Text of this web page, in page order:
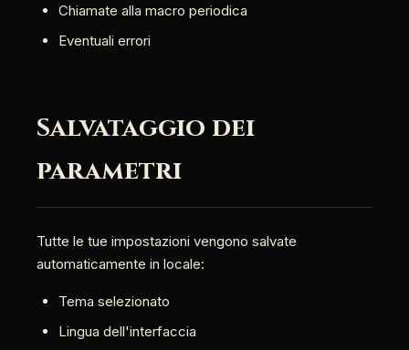
Chiamate alla macro periodica
Eventuali errori
Salvataggio dei
parametri
Tutte le tue impostazioni vengono salvate
automaticamente in locale:
Tema selezionato
Lingua dell'interfaccia